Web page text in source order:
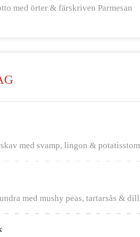
med örter & färskriven Parmesan
med svamp, lingon &
med mushy peas, tartarsås &